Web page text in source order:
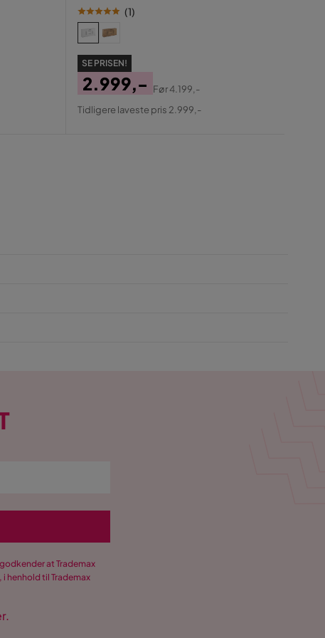
(1)
SE PRISEN!
Pris
2.999,-
Original
Før4.199,-
Tidligere laveste pris 2.999,-
at Trademax
henhold til Trademax